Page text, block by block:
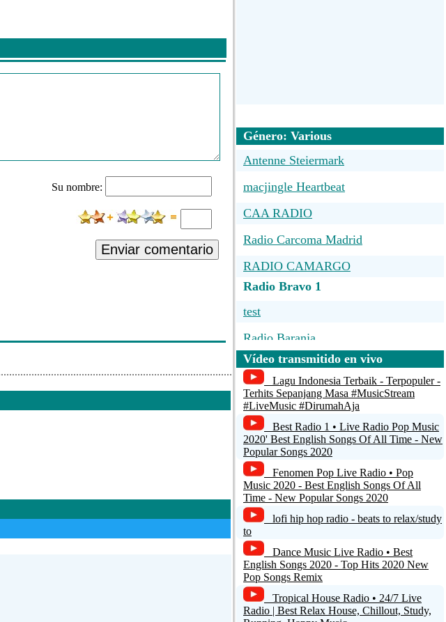
Su nombre:
Enviar comentario
Género: Various
Antenne Steiermark
macjingle Heartbeat
CAA RADIO
Radio Carcoma Madrid
RADIO CAMARGO
Radio Bravo 1
test
Radio Baranja
radiobaobab.mp3
i-turn Radio
Radio Arremesso Movel
Vídeo transmitido en vivo
Lagu Indonesia Terbaik - Terpopuler -
Terhits Sepanjang Masa #MusicStream
#LiveMusic #DirumahAja
Best Radio 1 • Live Radio Pop Music
2020' Best English Songs Of All Time - New
Popular Songs 2020
Fenomen Pop Live Radio • Pop
Music 2020 - Best English Songs Of All
Time - New Popular Songs 2020
lofi hip hop radio - beats to relax/study
to
Dance Music Live Radio • Best
English Songs 2020 - Top Hits 2020 New
Pop Songs Remix
Tropical House Radio • 24/7 Live
Radio | Best Relax House, Chillout, Study,